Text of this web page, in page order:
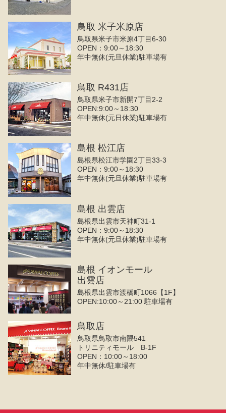
鳥取 米子米原店
鳥取県米子市米原4丁目6-30
OPEN：9:00～18:30
年中無休(元旦休業)駐車場有
鳥取 R431店
鳥取県米子市新開7丁目2-2
OPEN:9:00～18:30
年中無休(元日休業)駐車場有
島根 松江店
島根県松江市学園2丁目33-3
OPEN：9:00～18:30
年中無休(元旦休業)駐車場有
島根 出雲店
島根県出雲市天神町31-1
OPEN：9:00～18:30
年中無休(元旦休業)駐車場有
島根 イオンモール
出雲店
島根県出雲市渡橋町1066【1F】
OPEN:10:00～21:00 駐車場有
鳥取店
鳥取県鳥取市南隈541
トリニティモール B-1F
OPEN：10:00～18:00
年中無休/駐車場有